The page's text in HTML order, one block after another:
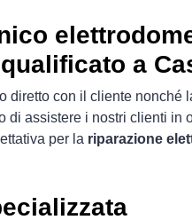
qualificato a
diretto con il cliente
di assistere i nostri clienti in
per la riparazione